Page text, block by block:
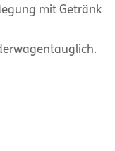
mit Getränk